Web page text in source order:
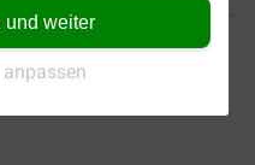
und weiterSicher bezahlen